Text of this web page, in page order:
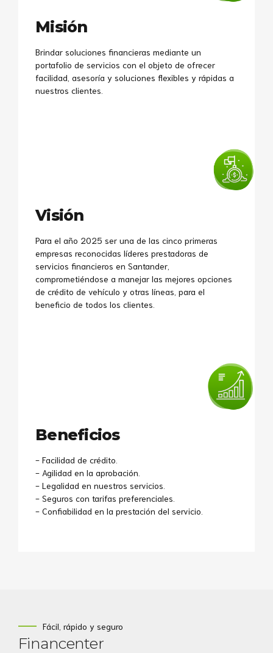
Misión
Brindar soluciones financieras mediante un
portafolio de servicios con el objeto de ofrecer
facilidad, asesoría y soluciones flexibles y rápidas a
nuestros clientes.
Visión
Para el año 2025 ser una de las cinco primeras
empresas reconocidas líderes prestadoras de
servicios financieros en Santander,
comprometiéndose a manejar las mejores opciones
de crédito de vehículo y otras líneas, para el
beneficio de todos los clientes.
Beneficios
- Facilidad de crédito.
- Agilidad en la aprobación.
- Legalidad en nuestros servicios.
- Seguros con tarifas preferenciales.
- Confiabilidad en la prestación del servicio.
Fácil, rápido y seguro
Financenter